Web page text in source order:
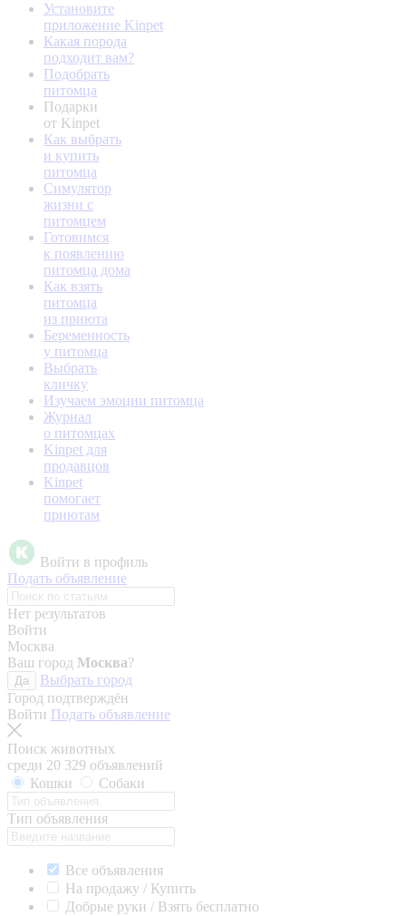
Установите
приложение Kinpet
Какая порода
подходит вам?
Подобрать
питомца
Подарки
от Kinpet
Как выбрать
и купить
питомца
Симулятор
жизни с
питомцем
Готовимся
к появлению
питомца дома
Как взять
питомца
из приюта
Беременность
у питомца
Выбрать
кличку
Изучаем эмоции питомца
Журнал
о питомцах
Kinpet для
продавцов
Kinpet
помогает
приютам
Войти в профиль
Подать объявление
Нет результатов
Войти
Москва
Ваш город Москва?
Да
Выбрать город
Город подтверждён
Войти Подать объявление
Поиск животных
среди 20 329 объявлений
Кошки
Собаки
Тип объявления
Все объявления
На продажу / Купить
Добрые руки / Взять бесплатно